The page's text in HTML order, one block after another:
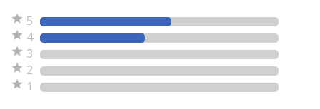
5
4
3
2
1